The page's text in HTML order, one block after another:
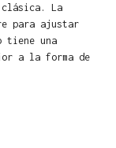
clásica. La
para ajustar
una
a la forma de